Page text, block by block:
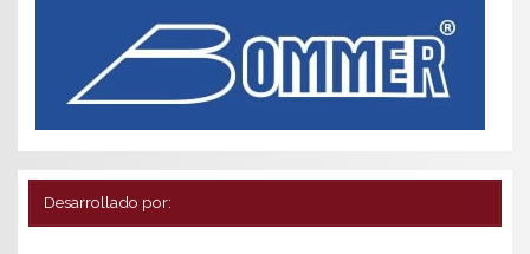
Desarrollado por: